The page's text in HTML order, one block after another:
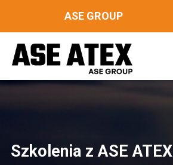
ASE GROUP
Szkolenia z ASE ATEX